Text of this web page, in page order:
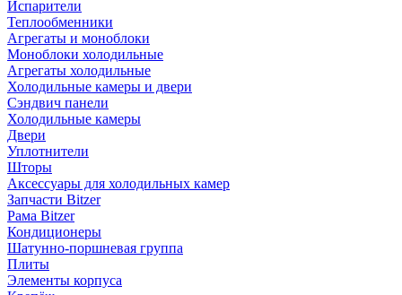
Испарители
Теплообменники
Агрегаты и моноблоки
Моноблоки холодильные
Агрегаты холодильные
Холодильные камеры и двери
Сэндвич панели
Холодильные камеры
Двери
Уплотнители
Шторы
Аксессуары для холодильных камер
Запчасти Bitzer
Рама Bitzer
Кондиционеры
Шатунно-поршневая группа
Плиты
Элементы корпуса